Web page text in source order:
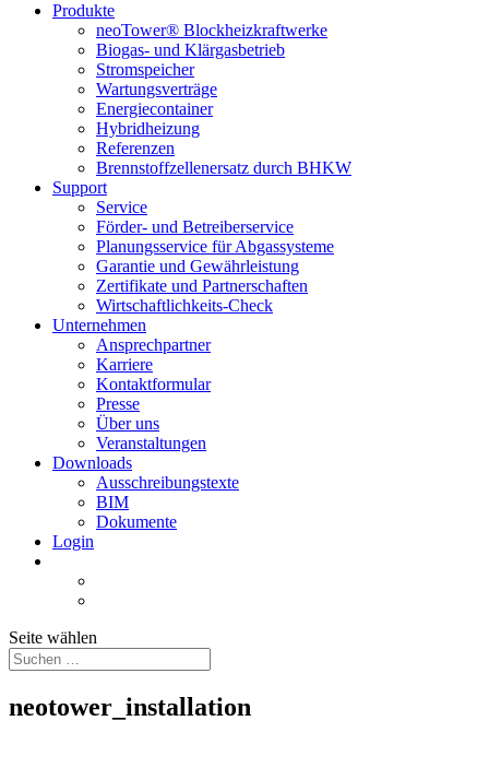
Produkte
neoTower® Blockheizkraftwerke
Biogas- und Klärgasbetrieb
Stromspeicher
Wartungsverträge
Energiecontainer
Hybridheizung
Referenzen
Brennstoffzellenersatz durch BHKW
Support
Service
Förder- und Betreiberservice
Planungsservice für Abgassysteme
Garantie und Gewährleistung
Zertifikate und Partnerschaften
Wirtschaftlichkeits-Check
Unternehmen
Ansprechpartner
Karriere
Kontaktformular
Presse
Über uns
Veranstaltungen
Downloads
Ausschreibungstexte
BIM
Dokumente
Login
Seite wählen
neotower_installation